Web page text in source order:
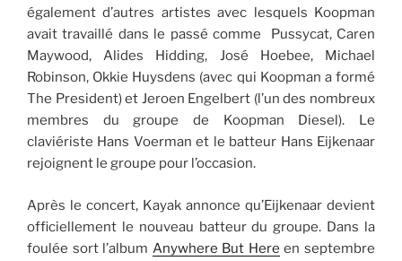
également d’autres artistes avec lesquels Koopman
avait travaillé dans le passé comme Pussycat, Caren
Maywood, Alides Hidding, José Hoebee, Michael
Robinson, Okkie Huysdens (avec qui Koopman a formé
The President) et Jeroen Engelbert (l’un des nombreux
membres du groupe de Koopman Diesel). Le
claviériste Hans Voerman et le batteur Hans Eijkenaar
rejoignent le groupe pour l’occasion.
Après le concert, Kayak annonce qu’Eijkenaar devient
officiellement le nouveau batteur du groupe. Dans la
foulée sort l’album Anywhere But Here en septembre